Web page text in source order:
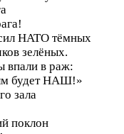
НАТО тёмных
зелёных.
в раж:
будет НАШ!»
зала
поклон